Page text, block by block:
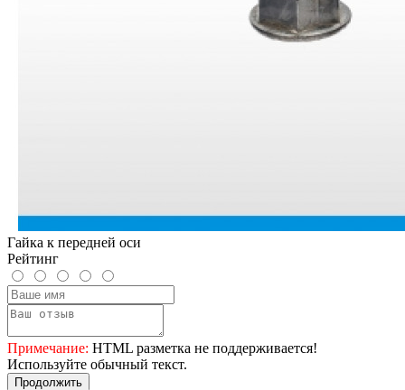
Гайка к передней оси
Рейтинг
Примечание: HTML разметка не поддерживается!
Используйте обычный текст.
Продолжить